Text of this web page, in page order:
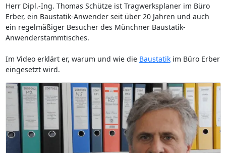
Herr Dipl.-Ing. Thomas Schütze ist Tragwerksplaner im Büro
Erber, ein Baustatik-Anwender seit über 20 Jahren und auch
ein regelmäßiger Besucher des Münchner Baustatik-
Anwenderstammtisches.
Im Video erklärt er, warum und wie die Baustatikim Büro Erber
eingesetzt wird.